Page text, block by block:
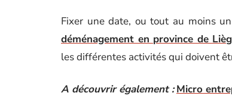
Fixer une date, ou tout au moins
déménagement en province de
les différentes activités qui doivent
A découvrir également : Micro